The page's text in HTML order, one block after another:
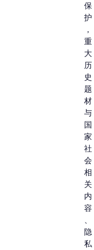
保
护
，
重
大
历
史
题
材
与
国
家
社
会
相
关
内
容
、
隐
私